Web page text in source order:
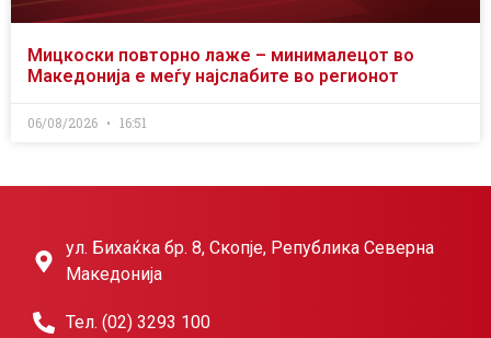
Мицкоски повторно лаже – минималецот во
Македонија е меѓу најслабите во регионот
06/08/2026 16:51
ул. Бихаќка бр. 8, Скопје, Република Северна
Македонија
Тел. (02) 3293 100